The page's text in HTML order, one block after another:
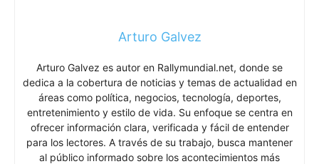
Arturo Galvez
Arturo Galvez es autor en Rallymundial.net, donde se
dedica a la cobertura de noticias y temas de actualidad en
áreas como política, negocios, tecnología, deportes,
entretenimiento y estilo de vida. Su enfoque se centra en
ofrecer información clara, verificada y fácil de entender
para los lectores. A través de su trabajo, busca mantener
al público informado sobre los acontecimientos más